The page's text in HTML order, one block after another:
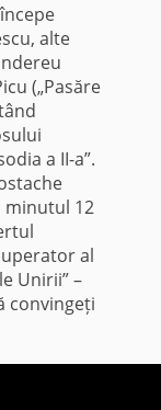
alte
(„Pasăre
a II-a”.
minutul 12
al
Unirii” –
convingeți